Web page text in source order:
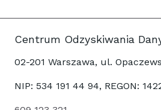
Centrum Odzyskiwania
02-201 Warszawa, ul.
NIP: 534 191 44 94, REGON: